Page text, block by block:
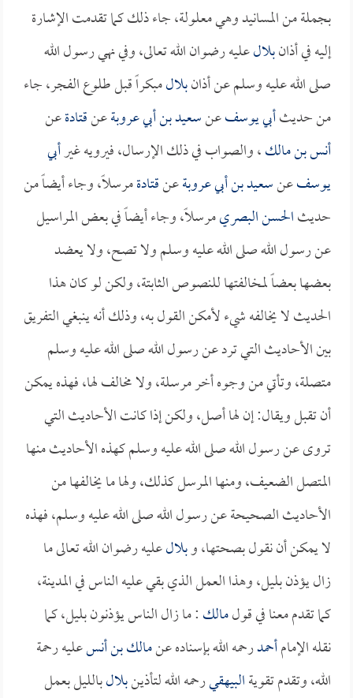
بجملة من المسانيد وهي معلولة، جاء ذلك كما تقدمت الإشارة
إليه في أذانبلالعليه رضوان الله تعالى، وفي نهي رسول الله
صلى الله عليه وسلم عن أذانبلالمبكراً قبل طلوع الفجر، جاء
من حديثأبي يوسفعنسعيد بن أبي عروبةعنقتادةعن
أنس بن مالك، والصواب في ذلك الإرسال، فيرويه غيرأبي
يوسفعنسعيد بن أبي عروبةعنقتادةمرسلاً، وجاء أيضاً من
حديثالحسن البصريمرسلاً، وجاء أيضاً في بعض المراسيل
عن رسول الله صلى الله عليه وسلم ولا تصح، ولا يعضد
بعضها بعضاً لمخالفتها للنصوص الثابتة، ولكن لو كان هذا
الحديث لا يخالفه شيء لأمكن القول به، وذلك أنه ينبغي التفريق
بين الأحاديث التي ترد عن رسول الله صلى الله عليه وسلم
متصلة، وتأتي من وجوه أخر مرسلة، ولا مخالف لها، فهذه يمكن
أن تقبل ويقال: إن لها أصل، ولكن إذا كانت الأحاديث التي
تروى عن رسول الله صلى الله عليه وسلم كهذه الأحاديث منها
المتصل الضعيف، ومنها المرسل كذلك، ولها ما يخالفها من
الأحاديث الصحيحة عن رسول الله صلى الله عليه وسلم، فهذه
لا يمكن أن نقول بصحتها، وبلالعليه رضوان الله تعالى ما
زال يؤذن بليل، وهذا العمل الذي بقي عليه الناس في المدينة،
كما تقدم معنا في قولمالك: ما زال الناس يؤذنون بليل، كما
نقله الإمامأحمدرحمه الله بإسناده عنمالك بن أنسعليه رحمة
الله، وتقدم تقويةالبيهقيرحمه الله لتأذينبلالبالليل بعمل